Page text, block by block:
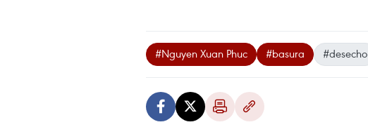
#Nguyen Xuan Phuc #basura #desecho